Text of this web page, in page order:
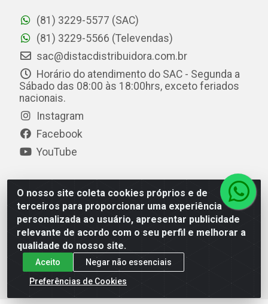
O nosso site coleta cookies próprios e de
terceiros para proporcionar uma experiência
personalizada ao usuário, apresentar publicidade
relevante de acordo com o seu perfil e melhorar a
qualidade do nosso site.
Aceito
Negar não essenciais
Preferências de Cookies
(81) 3229-5577 (SAC)
(81) 3229-5566 (Televendas)
sac@distacdistribuidora.com.br
Horário do atendimento do SAC - Segunda a
Sábado das 08:00 às 18:00hrs, exceto feriados
nacionais.
Instagram
Facebook
YouTube
Distac Distribuidora - Av. Durval de Góes Monteiro, 7049
- Jardim Petrópolis - Maceió/AL - CEP 57061-000 - CNPJ
08.072.649/0001-20